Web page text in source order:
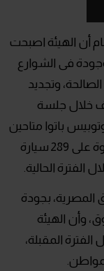
أن الهيئة اصبحت
فى الشوارع
وتجديد
خلال جلسة
ايجيبت اوتو موتيف ، أن هناك 300 اوتوبيس باتوا متاحين
فى اسطول الهيئة خلال الفترة الحالية، علاوة على 289 سيارة
الفترة الحالية.
المصرية، بجودة
وأن الهيئة
خلال الفترة المقبلة،